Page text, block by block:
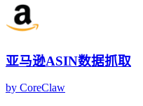
亚马逊ASIN数据抓取
by CoreClaw